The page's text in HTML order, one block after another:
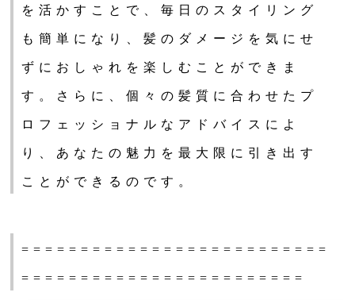
を活かすことで、毎日のスタイリング
も簡単になり、髪のダメージを気にせ
ずにおしゃれを楽しむことができま
す。さらに、個々の髪質に合わせたプ
ロフェッショナルなアドバイスによ
り、あなたの魅力を最大限に引き出す
ことができるのです。
==========================
========================